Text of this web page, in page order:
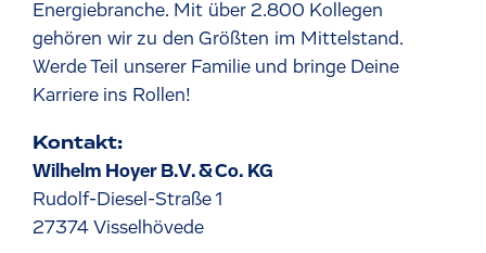
Energiebranche. Mit über 2.800 Kollegen
gehören wir zu den Größten im Mittelstand.
Werde Teil unserer Familie und bringe Deine
Karriere ins Rollen!
Kontakt:
Wilhelm Hoyer B.V. & Co. KG
Rudolf-Diesel-Straße 1
27374 Visselhövede